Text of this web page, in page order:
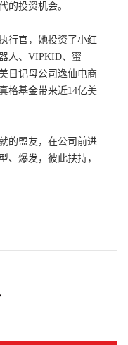
的投资机会。
行官，她投资了小红
人、VIPKID、蜜
日记母公司逸仙电商
格基金带来近14亿美
的盟友，在公司前进
、爆发，彼此扶持，